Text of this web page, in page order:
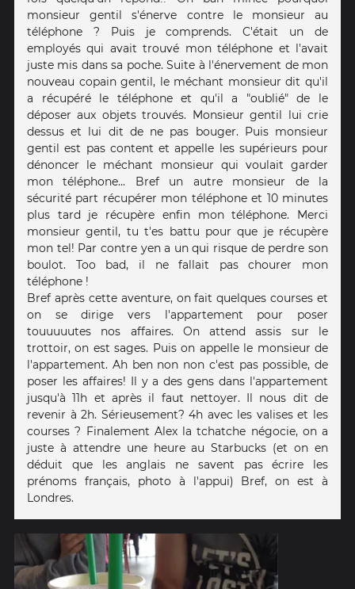
monsieur gentil s'énerve contre le monsieur au
téléphone ? Puis je comprends. C'était un de
employés qui avait trouvé mon téléphone et l'avait
juste mis dans sa poche. Suite à l'énervement de mon
nouveau copain gentil, le méchant monsieur dit qu'il
a récupéré le téléphone et qu'il a "oublié" de le
déposer aux objets trouvés. Monsieur gentil lui crie
dessus et lui dit de ne pas bouger. Puis monsieur
gentil est pas content et appelle les supérieurs pour
dénoncer le méchant monsieur qui voulait garder
mon téléphone... Bref un autre monsieur de la
sécurité part récupérer mon téléphone et 10 minutes
plus tard je récupère enfin mon téléphone. Merci
monsieur gentil, tu t'es battu pour que je récupère
mon tel! Par contre yen a un qui risque de perdre son
boulot. Too bad, il ne fallait pas chourer mon
téléphone !
Bref après cette aventure, on fait quelques courses et
on se dirige vers l'appartement pour poser
touuuuutes nos affaires. On attend assis sur le
trottoir, on est sages. Puis on appelle le monsieur de
l'appartement. Ah ben non non c'est pas possible, de
poser les affaires! Il y a des gens dans l'appartement
jusqu'à 11h et après il faut nettoyer. Il nous dit de
revenir à 2h. Sérieusement? 4h avec les valises et les
courses ? Finalement Alex la tchatche négocie, on a
juste à attendre une heure au Starbucks (et on en
déduit que les anglais ne savent pas écrire les
prénoms français, photo à l'appui) Bref, on est à
Londres.